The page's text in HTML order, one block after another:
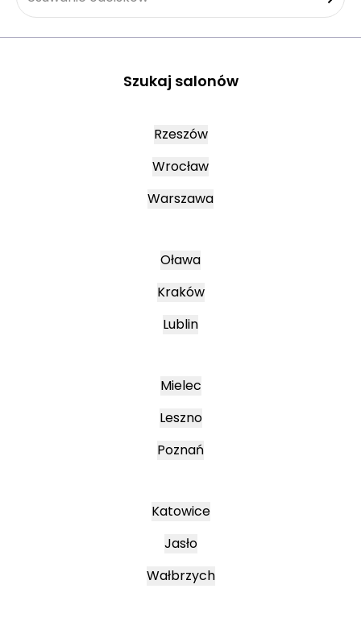
Szukaj salonów
Rzeszów
Wrocław
Warszawa
Oława
Kraków
Lublin
Mielec
Leszno
Poznań
Katowice
Jasło
Wałbrzych